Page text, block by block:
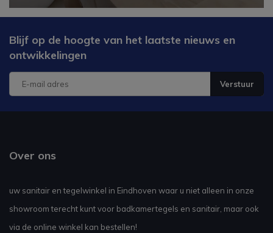
Blijf op de hoogte van het laatste nieuws en
ontwikkelingen
Verstuur
Over ons
uw sanitair en tegelwinkel in Eindhoven waar u niet alleen in onze
showroom terecht kunt voor badkamertegels en sanitair, maar ook
via de online winkel kan bestellen!